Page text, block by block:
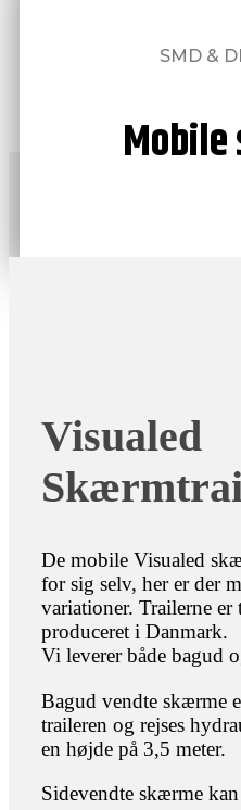
SMD &
Visualed
De mobile Visualed
for sig selv, her er der
variationer. Trailerne
produceret i Danmark.
Vi leverer både bagud
Bagud vendte skærme
traileren og rejses
en højde på 3,5 meter.
Sidevendte skærme